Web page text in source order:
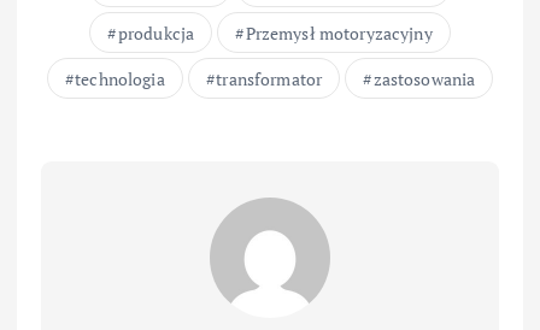
produkcja
Przemysł motoryzacyjny
technologia
transformator zastosowania